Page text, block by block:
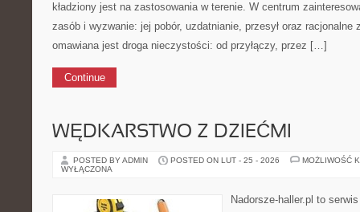
kładziony jest na zastosowania w terenie. W centrum
zasób i wyzwanie: jej pobór, uzdatnianie, przesył oraz racjonalne
omawiana jest droga nieczystości: od przyłączy, przez […]
Continue
WĘDKARSTWO Z DZIEĆMI
POSTED BY ADMIN POSTED ON LUT - 25 - 2026
MOŻLIWOŚĆ
WYŁĄCZONA
Nadorsze-haller.pl to